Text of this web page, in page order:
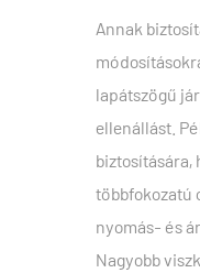
Annak
lapátszögű
ellenállást.
biztosítására,
többfokozatú
nyomás- és
Nagyobb